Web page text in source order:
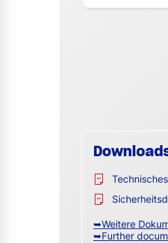
➥Weitere
➥Further